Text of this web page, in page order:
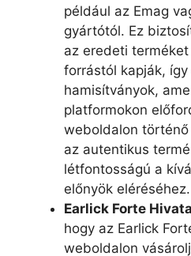
például az Emag
gyártótól. Ez
az eredeti
forrástól kapják,
hamisítványok,
platformokon
weboldalon
az autentikus
létfontosságú a
előnyök eléréséhez.
Earlick Forte
hogy az Earlick
weboldalon